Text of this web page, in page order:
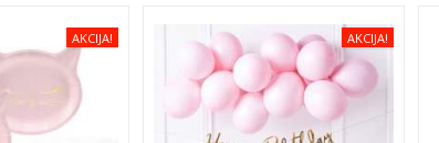
AKCIJA! AKCIJA!